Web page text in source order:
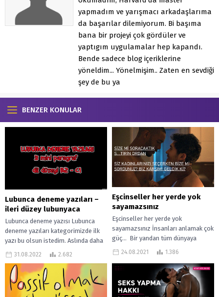
yapmadım ve yarışmacı arkadaşlarıma
da başarılar dilemiyorum. Bi başıma
bana bir projeyi çok gördüler ve
yaptıgım uygulamalar hep kapandı.
Bende sadece blog içeriklerine
yöneldim... Yönelmişim.. Zaten en sevdiği
şey de bu ya
BENZER KONULAR
Lubunca deneme yazıları –
ileri düzey lubunyaca
Lubunca deneme yazısı Lubunca
deneme yazıları kategorimizde ilk
yazı bu olsun istedim. Aslında daha
önceki lubunya nedir başlıklı yazıyla
31.08.2022 2.682
Eşcinseller her yerde yok
sayamazsınız
Eşcinseller her yerde yok
sayamazsınız İnsanları anlamak çok
güç… Bir yandan tüm dünyaya
dehşet saçan IŞİD terör örgütüne
24.08.2021 1.386